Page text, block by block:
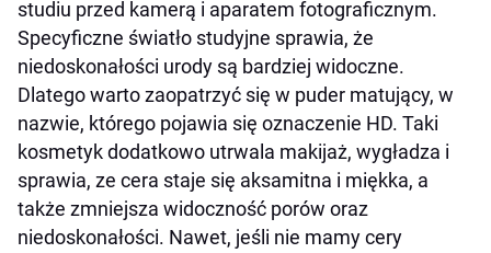
studiu przed kamerą i aparatem fotograficznym.
Specyficzne światło studyjne sprawia, że
niedoskonałości urody są bardziej widoczne.
Dlatego warto zaopatrzyć się w puder matujący, w
nazwie, którego pojawia się oznaczenie HD. Taki
kosmetyk dodatkowo utrwala makijaż, wygładza i
sprawia, ze cera staje się aksamitna i miękka, a
także zmniejsza widoczność porów oraz
niedoskonałości. Nawet, jeśli nie mamy cery